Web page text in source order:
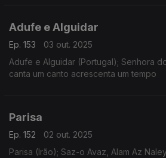
Adufe e Alguidar
Ep. 153
03 out. 2025
Adufe e Alguidar (Portugal); Senhora
canta um canto acrescenta um tempo
Parisa
Ep. 152
02 out. 2025
Parisa (Irão); Saz-o Avaz, Alam Az